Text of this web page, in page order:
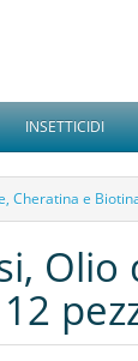
INSETTICIDI
Cheratina e